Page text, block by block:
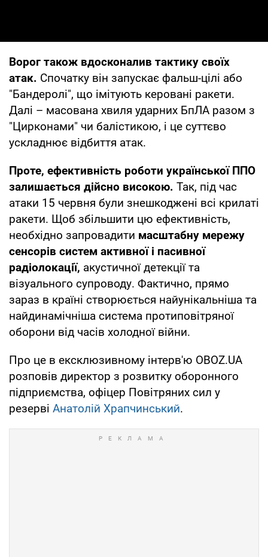
Ворог також вдосконалив тактику своїх
атак. Спочатку він запускає фальш-цілі або
"Бандеролі", що імітують керовані ракети.
Далі – масована хвиля ударних БпЛА разом з
"Цирконами" чи балістикою, і це суттєво
ускладнює відбиття атак.
Проте, ефективність роботи української ППО
залишається дійсно високою. Так, під час
атаки 15 червня були знешкоджені всі крилаті
ракети. Щоб збільшити цю ефективність,
необхідно запровадити масштабну мережу
сенсорів систем активної і пасивної
радіолокації, акустичної детекції та
візуального супроводу. Фактично, прямо
зараз в країні створюється найунікальніша та
найдинамічніша система протиповітряної
оборони від часів холодної війни.
Про це в ексклюзивному інтерв'ю OBOZ.UA
розповів директор з розвитку оборонного
підприємства, офіцер Повітряних сил у
резерві Анатолій Храпчинський.